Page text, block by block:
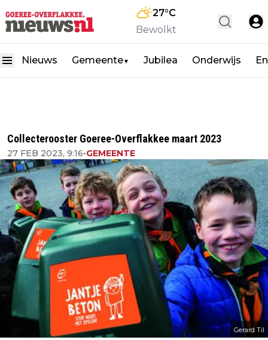
27°C
Bewolkt
Nieuws Gemeente▼ Jubilea Onderwijs
Collecterooster Goeree-Overflakkee maart 2023
27 FEB 2023, 9:16•GEMEENTE
Gerard Til